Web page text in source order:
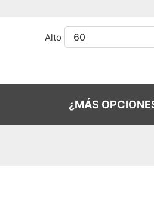
Alto
¿MÁS